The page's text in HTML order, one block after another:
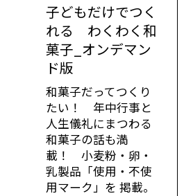
子どもだけでつく
れる わくわく和
菓子_オンデマン
ド版
和菓子だってつくり
たい！ 年中行事と
人生儀礼にまつわる
和菓子の話も満
載！ 小麦粉・卵・
乳製品「使用・不使
用マーク」を 掲載。